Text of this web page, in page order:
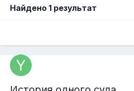
Найдено 1 результат